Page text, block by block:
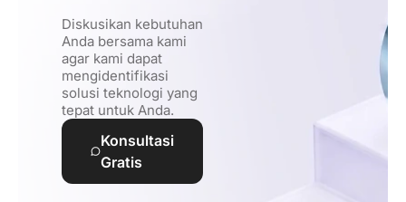
Diskusikan kebutuhan
Anda bersama kami
agar kami dapat
mengidentifikasi
solusi teknologi yang
tepat untuk Anda.
Konsultasi
Gratis